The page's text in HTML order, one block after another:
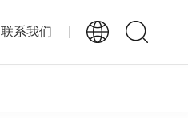
联系我们